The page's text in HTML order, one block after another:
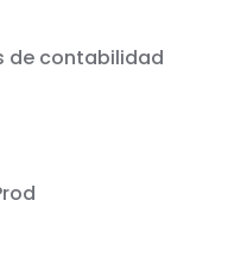
de contabilidad